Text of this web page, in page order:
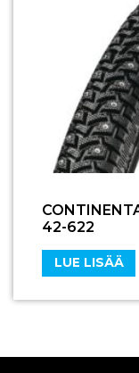
42-622
LUE LISÄÄ